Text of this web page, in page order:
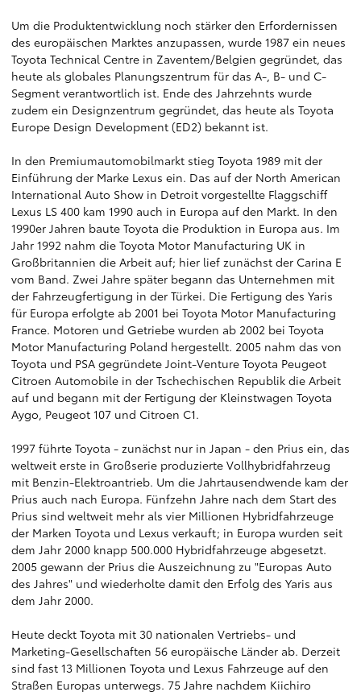
Um die Produktentwicklung noch stärker den Erfordernissen
des europäischen Marktes anzupassen, wurde 1987 ein neues
Toyota Technical Centre in Zaventem/Belgien gegründet, das
heute als globales Planungszentrum für das A-, B- und C-
Segment verantwortlich ist. Ende des Jahrzehnts wurde
zudem ein Designzentrum gegründet, das heute als Toyota
Europe Design Development (ED2) bekannt ist.
In den Premiumautomobilmarkt stieg Toyota 1989 mit der
Einführung der Marke Lexus ein. Das auf der North American
International Auto Show in Detroit vorgestellte Flaggschiff
Lexus LS 400 kam 1990 auch in Europa auf den Markt. In den
1990er Jahren baute Toyota die Produktion in Europa aus. Im
Jahr 1992 nahm die Toyota Motor Manufacturing UK in
Großbritannien die Arbeit auf; hier lief zunächst der Carina E
vom Band. Zwei Jahre später begann das Unternehmen mit
der Fahrzeugfertigung in der Türkei. Die Fertigung des Yaris
für Europa erfolgte ab 2001 bei Toyota Motor Manufacturing
France. Motoren und Getriebe wurden ab 2002 bei Toyota
Motor Manufacturing Poland hergestellt. 2005 nahm das von
Toyota und PSA gegründete Joint-Venture Toyota Peugeot
Citroen Automobile in der Tschechischen Republik die Arbeit
auf und begann mit der Fertigung der Kleinstwagen Toyota
Aygo, Peugeot 107 und Citroen C1.
1997 führte Toyota - zunächst nur in Japan - den Prius ein, das
weltweit erste in Großserie produzierte Vollhybridfahrzeug
mit Benzin-Elektroantrieb. Um die Jahrtausendwende kam der
Prius auch nach Europa. Fünfzehn Jahre nach dem Start des
Prius sind weltweit mehr als vier Millionen Hybridfahrzeuge
der Marken Toyota und Lexus verkauft; in Europa wurden seit
dem Jahr 2000 knapp 500.000 Hybridfahrzeuge abgesetzt.
2005 gewann der Prius die Auszeichnung zu "Europas Auto
des Jahres" und wiederholte damit den Erfolg des Yaris aus
dem Jahr 2000.
Heute deckt Toyota mit 30 nationalen Vertriebs- und
Marketing-Gesellschaften 56 europäische Länder ab. Derzeit
sind fast 13 Millionen Toyota und Lexus Fahrzeuge auf den
Straßen Europas unterwegs. 75 Jahre nachdem Kiichiro